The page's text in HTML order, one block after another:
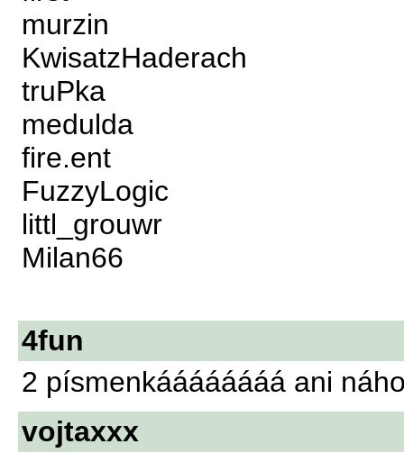
murzin
KwisatzHaderach
truPka
medulda
fire.ent
FuzzyLogic
littl_grouwr
Milan66
4fun
2 písmenkáááááááá ani
vojtaxxx